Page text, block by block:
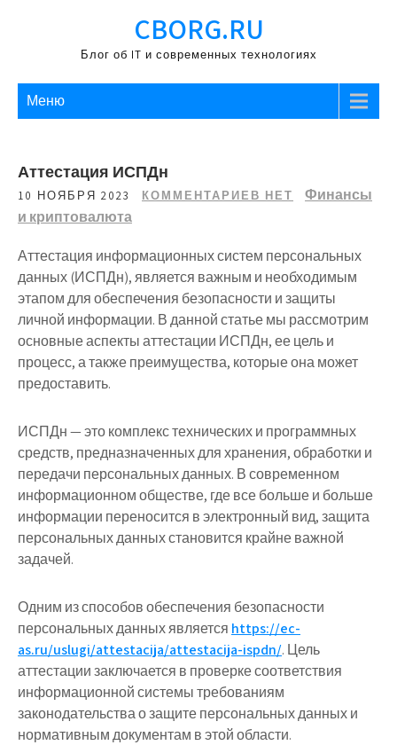
содержимому
CBORG.RU
Блог об IT и современных технологиях
Меню
Аттестация ИСПДн
10 НОЯБРЯ 2023 КОММЕНТАРИЕВ НЕТ
Финансы
и криптовалюта
Аттестация информационных систем персональных
данных (ИСПДн), является важным и необходимым
этапом для обеспечения безопасности и защиты
личной информации. В данной статье мы рассмотрим
основные аспекты аттестации ИСПДн, ее цель и
процесс, а также преимущества, которые она может
предоставить.
ИСПДн — это комплекс технических и программных
средств, предназначенных для хранения, обработки и
передачи персональных данных. В современном
информационном обществе, где все больше и больше
информации переносится в электронный вид, защита
персональных данных становится крайне важной
задачей.
Одним из способов обеспечения безопасности
персональных данных является https://ec-
as.ru/uslugi/attestacija/attestacija-ispdn/. Цель
аттестации заключается в проверке соответствия
информационной системы требованиям
законодательства о защите персональных данных и
нормативным документам в этой области.